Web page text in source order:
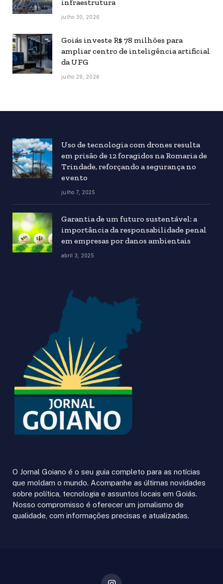
infraestrutura
julho 30, 2026
Goiás investe R$ 78 milhões para
ampliar centro de inteligência artificial
da UFG
julho 29, 2026
Uso de tecnologia com drones resulta
em prisão de 12 foragidos na Romaria de
Trindade, reforçando a segurança no
evento
julho 7, 2025
Garantia de um futuro sustentável: a
importância da responsabilidade penal
em empresas por danos ambientais
abril 3, 2025
O Jornal Goiano é o seu guia completo para as notícias
que moldam o mundo. Acompanhe as últimas novidades
sobre política, tecnologia e assuntos locais em Goiás.
Nosso compromisso é oferecer um jornalismo de
qualidade, com informações precisas e atualizadas.